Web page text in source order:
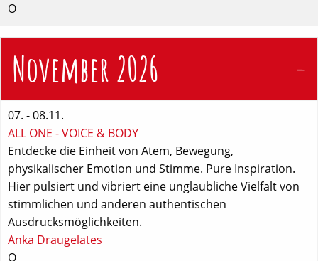
O
November 2026
07. - 08.11.
ALL ONE - VOICE & BODY
Entdecke die Einheit von Atem, Bewegung,
physikalischer Emotion und Stimme. Pure Inspiration.
Hier pulsiert und vibriert eine unglaubliche Vielfalt von
stimmlichen und anderen authentischen
Ausdrucksmöglichkeiten.
Anka Draugelates
O